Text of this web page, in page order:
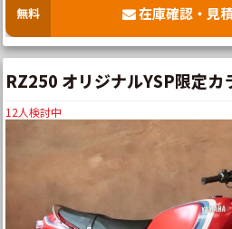
無料 在庫確認・見
RZ250 オリジナルYSP限定カ
12人検討中